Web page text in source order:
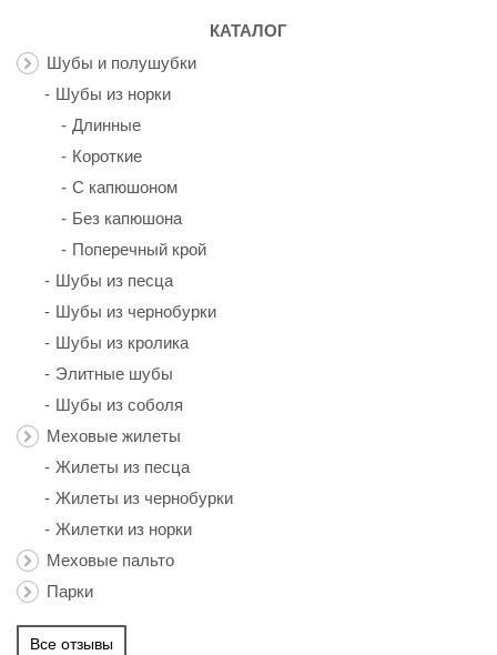
КАТАЛОГ
Шубы и полушубки
Шубы из норки
Длинные
Короткие
С капюшоном
Без капюшона
Поперечный крой
Шубы из песца
Шубы из чернобурки
Шубы из кролика
Элитные шубы
Шубы из соболя
Меховые жилеты
Жилеты из песца
Жилеты из чернобурки
Жилетки из норки
Меховые пальто
Парки
Все отзывы